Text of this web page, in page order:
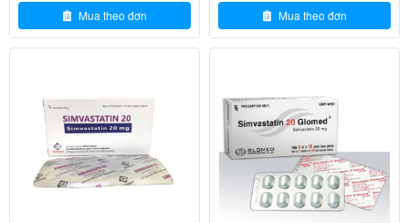
Người châu Á
Có nguy cơ tăng nồng độ thu
ốc, nên bắt đầu liều thấp hơn
Người có nguy
cơ bệnh cơ
mg, không dùng phối hợp nga
4.3. Cách dùng
Mua theo đơn Mua theo đơn